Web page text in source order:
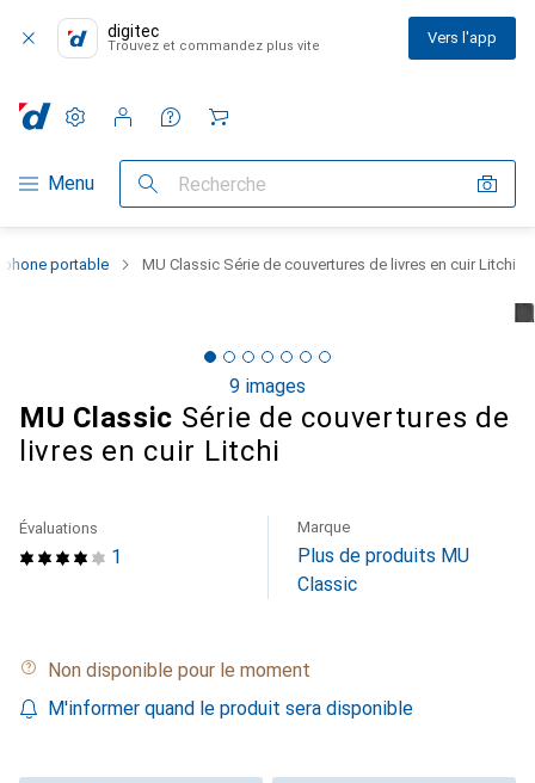
digitec
Trouvez et commandez plus vite Vers l'app
Navigation par catégorie
Menu Recherche
Paramètres
Compte client
Listes de comparaison
Listes d'envies
Panier
portable MU Classic Série de couvertures de livres en cuir Litchi
9 images
MU Classic Série de couvertures de
livres en cuir Litchi
1
Évaluations Marque
Plus de produits MU
Classic
Non disponible pour le moment
M'informer quand le produit sera disponible